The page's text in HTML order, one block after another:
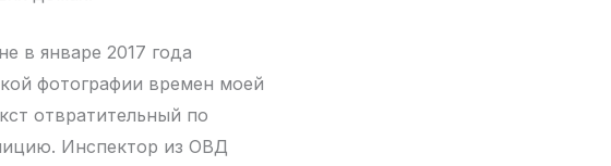
в январе 2017 года
фотографии времен моей
отвратительный по
Инспектор из ОВД